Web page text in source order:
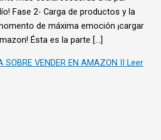
Fase 2- Carga de productos y la
de máxima emoción ¡cargar
Ésta es la parte […]
SOBRE VENDER EN AMAZON II Leer